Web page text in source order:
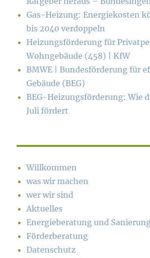
Gas-Heizung: Energiekosten
bis 2040 verdoppeln
Heizungsförderung für
Wohngebäude (458) | KfW
BMWE | Bundesförderung für
Gebäude (BEG)
BEG-Heizungsförderung: Wie
Juli fördert
Willkommen
was wir machen
wer wir sind
Aktuelles
Energieberatung und
Förderberatung
Datenschutz